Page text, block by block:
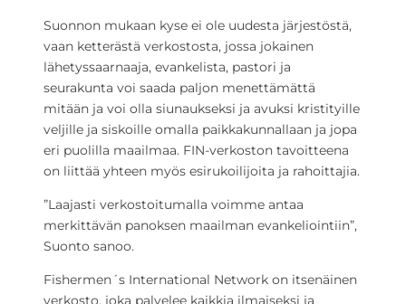
Suonnon mukaan kyse ei ole uudesta järjestöstä,
vaan ketterästä verkostosta, jossa jokainen
lähetyssaarnaaja, evankelista, pastori ja
seurakunta voi saada paljon menettämättä
mitään ja voi olla siunaukseksi ja avuksi kristityille
veljille ja siskoille omalla paikkakunnallaan ja jopa
eri puolilla maailmaa. FIN-verkoston tavoitteena
on liittää yhteen myös esirukoilijoita ja rahoittajia.
”Laajasti verkostoitumalla voimme antaa
merkittävän panoksen maailman evankeliointiin”,
Suonto sanoo.
Fishermen´s International Network on itsenäinen
verkosto, joka palvelee kaikkia ilmaiseksi ja